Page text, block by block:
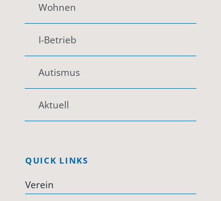
Wohnen
I-Betrieb
Autismus
Aktuell
QUICK LINKS
Verein